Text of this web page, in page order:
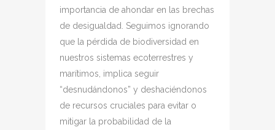
importancia de ahondar en las brechas
de desigualdad. Seguimos ignorando
que la pérdida de biodiversidad en
nuestros sistemas ecoterrestres y
marítimos, implica seguir
“desnudándonos” y deshaciéndonos
de recursos cruciales para evitar o
mitigar la probabilidad de la